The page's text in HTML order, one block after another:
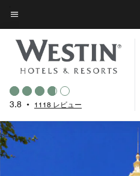
Skip
to
main
content
メニューのテキスト
3.8 • 1118 レビュー